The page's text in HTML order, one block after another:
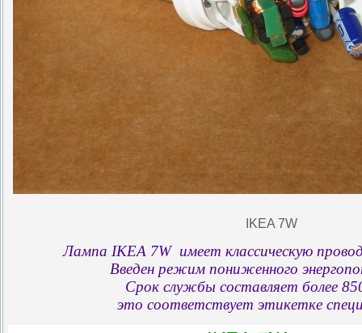
IKEA 7W
Лампа IKEA 7W имеет классическую
Введен режим пониженного
Срок службы составляет более
это соответствует этикетке